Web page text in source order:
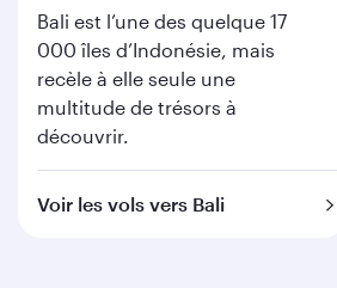
Bali est l’une des quelque 17
000 îles d’Indonésie, mais
recèle à elle seule une
multitude de trésors à
découvrir.
Voir les vols vers Bali